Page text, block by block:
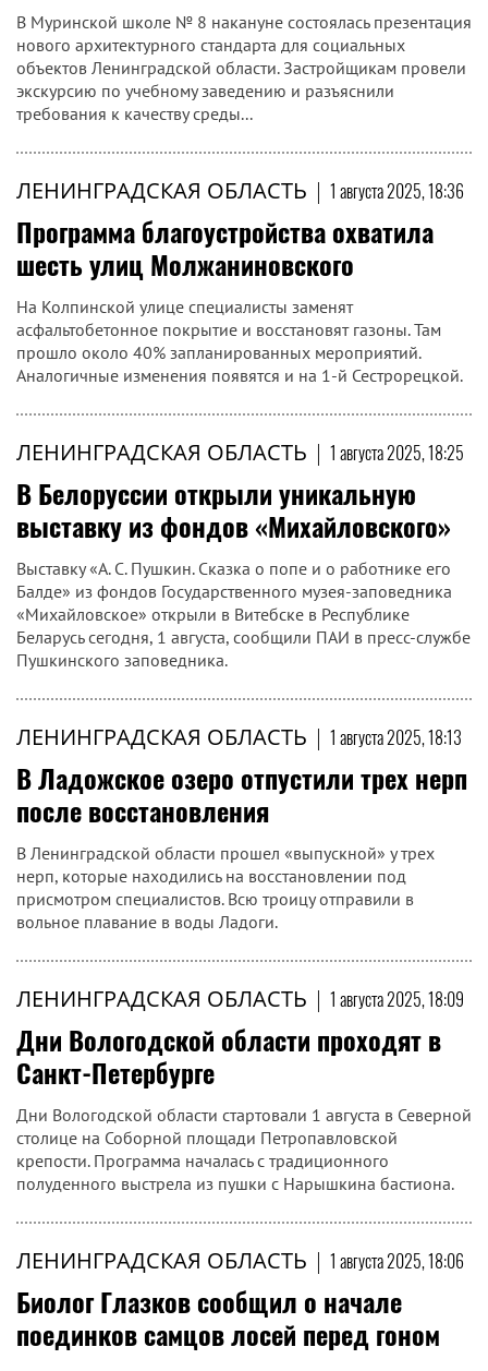
В Муринской школе № 8 накануне состоялась презентация
нового архитектурного стандарта для социальных
объектов Ленинградской области. Застройщикам провели
экскурсию по учебному заведению и разъяснили
требования к качеству среды...
ЛЕНИНГРАДСКАЯ ОБЛАСТЬ | 1 августа 2025, 18:36
Программа благоустройства охватила
шесть улиц Молжаниновского
На Колпинской улице специалисты заменят
асфальтобетонное покрытие и восстановят газоны. Там
прошло около 40% запланированных мероприятий.
Аналогичные изменения появятся и на 1-й Сестрорецкой.
ЛЕНИНГРАДСКАЯ ОБЛАСТЬ | 1 августа 2025, 18:25
В Белоруссии открыли уникальную
выставку из фондов «Михайловского»
Выставку «А. С. Пушкин. Сказка о попе и о работнике его
Балде» из фондов Государственного музея-заповедника
«Михайловское» открыли в Витебске в Республике
Беларусь сегодня, 1 августа, сообщили ПАИ в пресс-службе
Пушкинского заповедника.
ЛЕНИНГРАДСКАЯ ОБЛАСТЬ | 1 августа 2025, 18:13
В Ладожское озеро отпустили трех нерп
после восстановления
В Ленинградской области прошел «выпускной» у трех
нерп, которые находились на восстановлении под
присмотром специалистов. Всю троицу отправили в
вольное плавание в воды Ладоги.
ЛЕНИНГРАДСКАЯ ОБЛАСТЬ | 1 августа 2025, 18:09
Дни Вологодской области проходят в
Санкт-Петербурге
Дни Вологодской области стартовали 1 августа в Северной
столице на Соборной площади Петропавловской
крепости. Программа началась с традиционного
полуденного выстрела из пушки с Нарышкина бастиона.
ЛЕНИНГРАДСКАЯ ОБЛАСТЬ | 1 августа 2025, 18:06
Биолог Глазков сообщил о начале
поединков самцов лосей перед гоном